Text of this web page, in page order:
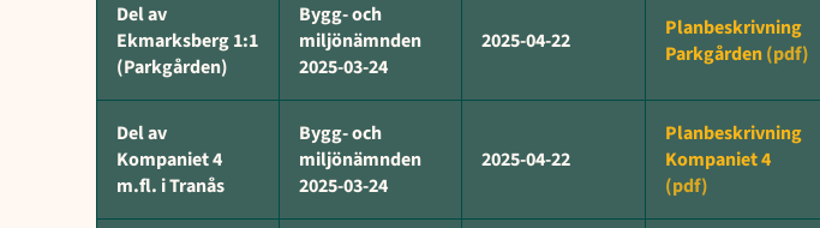
Del av
Ekmarksberg 1:1
(Parkgården)
Bygg- och
miljönämnden
2025-03-24
2025-04-22
Planbeskrivning
Parkgården
Del av
Kompaniet 4
m.fl. i Tranås
Bygg- och
miljönämnden
2025-03-24
2025-04-22
Planbeskrivning
Kompaniet 4